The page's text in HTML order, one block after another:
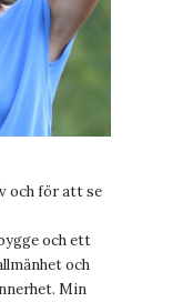
och för att se
och ett
och
Min